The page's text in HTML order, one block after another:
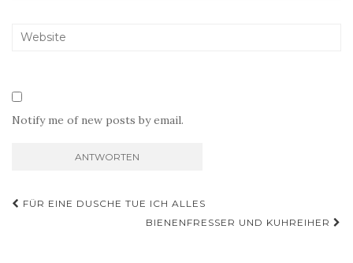
Notify me of new posts by email.
Beitragsnavigation
FÜR EINE DUSCHE TUE ICH ALLES
BIENENFRESSER UND KUHREIHER